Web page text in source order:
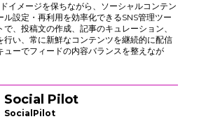
イメージを保ちながら、ソーシャルコンテン
ル設定・再利用を効率化できるSNS管理ツー
、投稿文の作成、記事のキュレーション、
行い、常に新鮮なコンテンツを継続的に配信
ューでフィードの内容バランスを整えなが
前に作成・レビュー・承認を進められるた
適です。さらに、UTMタグ付け、リンク追
ネットワーク全体で品質と投稿頻度を維持し
指せます。
Social Pilot
SocialPilot